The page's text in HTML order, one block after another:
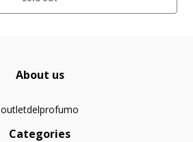
About us
outletdelprofumo
Categories